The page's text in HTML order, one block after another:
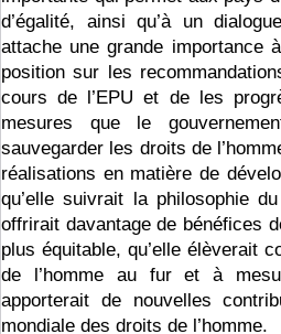
d’égalité, ainsi qu’à un
attache une grande importance
position sur les
cours de l’EPU et de les
mesures que le
sauvegarder les droits de
réalisations en matière de
qu’elle suivrait la philosophie
offrirait davantage de bénéfices
plus équitable, qu’elle élèverait
de l’homme au fur et à
apporterait de nouvelles
mondiale des droits de l’homme.